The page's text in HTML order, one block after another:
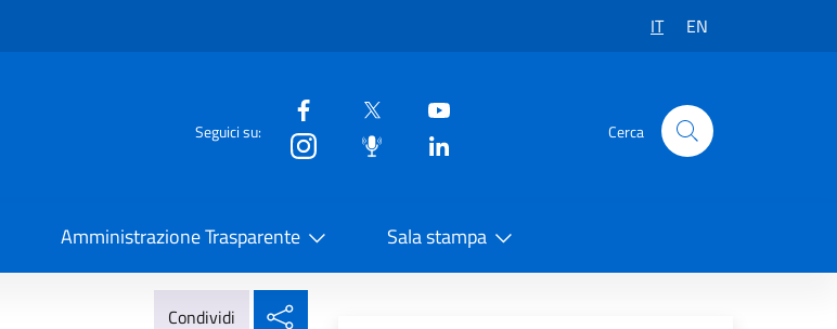
IT EN
Seguici su: Cerca
Amministrazione Trasparente Sala stampa
Condividi